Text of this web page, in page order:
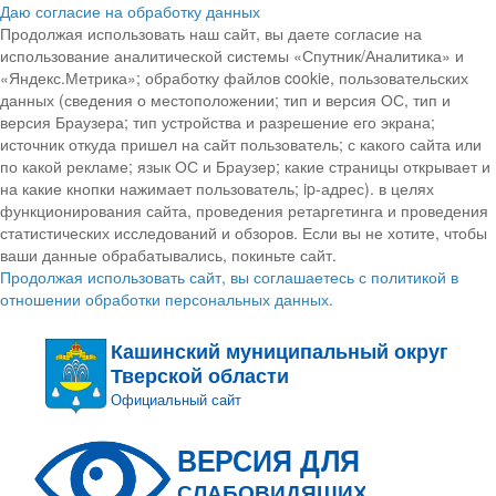
Даю согласие на обработку данных
Продолжая использовать наш сайт, вы даете согласие на
использование аналитической системы «Спутник/Аналитика» и
«Яндекс.Метрика»; обработку файлов cookie, пользовательских
данных (сведения о местоположении; тип и версия ОС, тип и
версия Браузера; тип устройства и разрешение его экрана;
источник откуда пришел на сайт пользователь; с какого сайта или
по какой рекламе; язык ОС и Браузер; какие страницы открывает и
на какие кнопки нажимает пользователь; ip-адрес). в целях
функционирования сайта, проведения ретаргетинга и проведения
статистических исследований и обзоров. Если вы не хотите, чтобы
ваши данные обрабатывались, покиньте сайт.
Продолжая использовать сайт, вы соглашаетесь с политикой в
отношении обработки персональных данных.